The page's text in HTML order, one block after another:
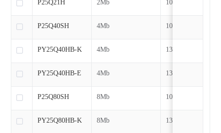
2Mb 104MHz
4Mb 104MHz
4Mb 133MHz
4Mb 133MHz
8Mb 104MHz
8Mb 133MHz
P25Q21H
P25Q40SH
PY25Q40HB-K
PY25Q40HB-E
P25Q80SH
PY25Q80HB-K